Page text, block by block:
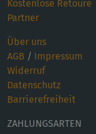
Kostenlose Retoure
Partner
Über uns
AGB / Impressum
Widerruf
Datenschutz
Barrierefreiheit
ZAHLUNGSARTEN